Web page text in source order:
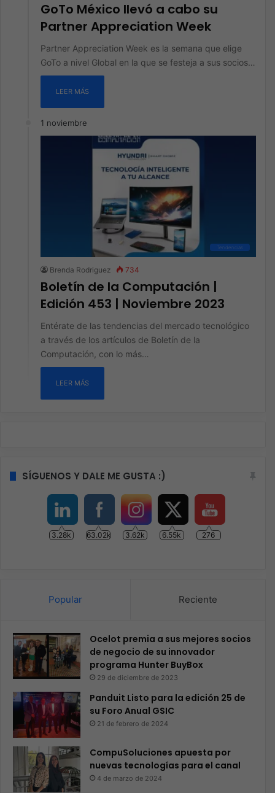
GoTo México llevó a cabo su
Partner Appreciation Week
Partner Appreciation Week es la semana que elige
GoTo a nivel Global en la que se festeja a sus socios…
LEER MÁS
1 noviembre
Tendencias
Brenda Rodriguez 734
Boletín de la Computación |
Edición 453 | Noviembre 2023
Entérate de las tendencias del mercado tecnológico
a través de los artículos de Boletín de la
Computación, con lo más…
LEER MÁS
SÍGUENOS Y DALE ME GUSTA :)
3.28k 63.02k 3.62k 6.55k 276
Popular Reciente
Ocelot premia a sus mejores socios
de negocio de su innovador
programa Hunter BuyBox
29 de diciembre de 2023
Panduit Listo para la edición 25 de
su Foro Anual GSIC
21 de febrero de 2024
CompuSoluciones apuesta por
nuevas tecnologías para el canal
4 de marzo de 2024